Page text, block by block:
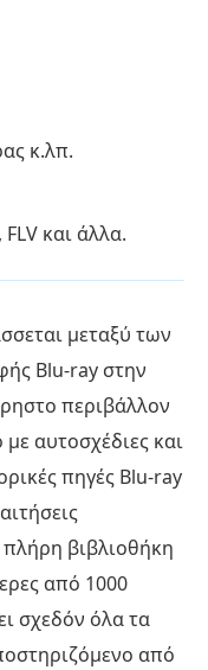
κ.λπ.
και άλλα.
μεταξύ των
Blu-ray στην
περιβάλλον
αυτοσχέδιες και
πηγές Blu-ray
βιβλιοθήκη
από 1000
σχεδόν όλα τα
από